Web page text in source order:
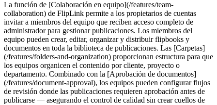
La función de [Colaboración en equipo](/features/team-
collaboration) de FlipLink permite a los propietarios de cuentas
invitar a miembros del equipo que reciben acceso completo de
administrador para gestionar publicaciones. Los miembros del
equipo pueden crear, editar, organizar y distribuir flipbooks y
documentos en toda la biblioteca de publicaciones. Las [Carpetas]
(/features/folders-and-organization) proporcionan estructura para que
los equipos organicen el contenido por cliente, proyecto o
departamento. Combinado con la [Aprobación de documentos]
(/features/document-approval), los equipos pueden configurar flujos
de revisión donde las publicaciones requieren aprobación antes de
publicarse — asegurando el control de calidad sin crear cuellos de